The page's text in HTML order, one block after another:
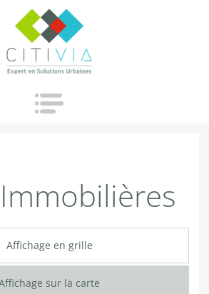
Jump to navigation
Affichage en grille
sur la carte